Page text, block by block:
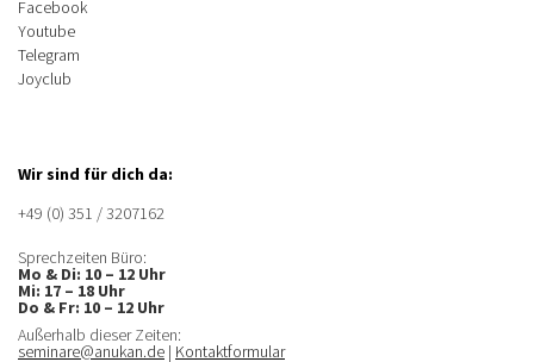
Facebook
Youtube
Telegram
Joyclub
Wir sind für dich da:
+49 (0) 351 / 3207162‬
Sprechzeiten Büro:
Mo & Di: 10 – 12 Uhr
Mi: 17 – 18 Uhr
Do & Fr: 10 – 12 Uhr
Außerhalb dieser Zeiten:
seminare@anukan.de | Kontaktformular